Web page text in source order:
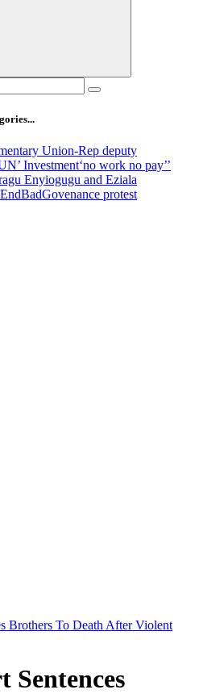
Union-Rep deputy
Investment‘no work no pay’’
Enyiogugu and Eziala
protest
Brothers To Death After Violent
Sentences